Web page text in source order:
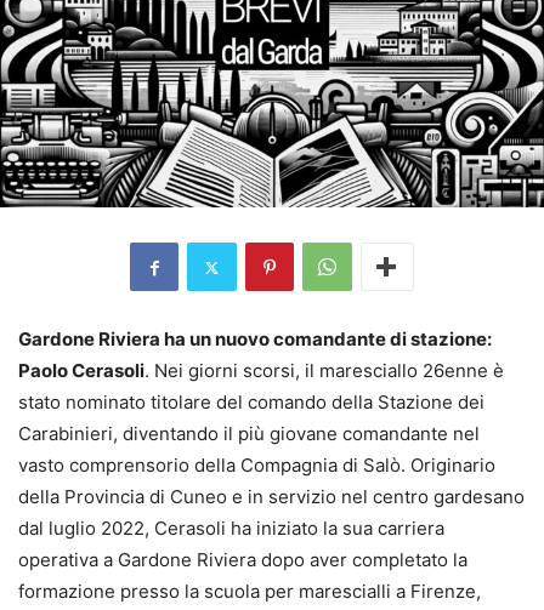
Gardone Riviera ha un nuovo comandante di stazione:
Paolo Cerasoli. Nei giorni scorsi, il maresciallo 26enne è
stato nominato titolare del comando della Stazione dei
Carabinieri, diventando il più giovane comandante nel
vasto comprensorio della Compagnia di Salò. Originario
della Provincia di Cuneo e in servizio nel centro gardesano
dal luglio 2022, Cerasoli ha iniziato la sua carriera
operativa a Gardone Riviera dopo aver completato la
formazione presso la scuola per marescialli a Firenze,